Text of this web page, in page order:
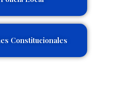
Constitucionales